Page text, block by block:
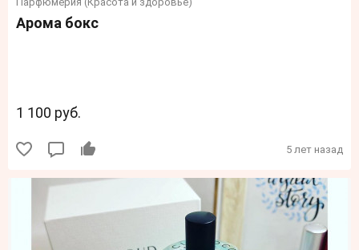
Арома бокс
1 100 руб.
5 лет назад